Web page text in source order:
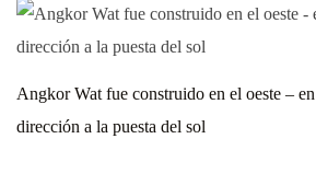
Angkor Wat fue construido en el oeste – en
dirección a la puesta del sol